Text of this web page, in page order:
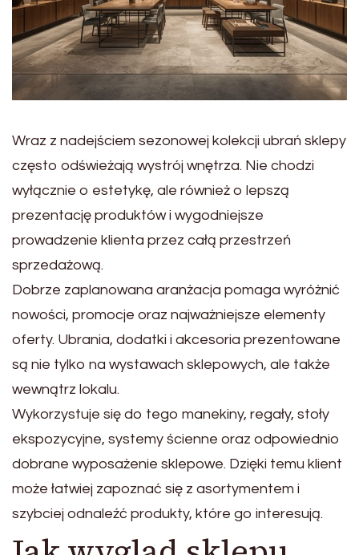
Wraz z nadejściem sezonowej kolekcji ubrań sklepy
często odświeżają wystrój wnętrza. Nie chodzi
wyłącznie o estetykę, ale również o lepszą
prezentację produktów i wygodniejsze
prowadzenie klienta przez całą przestrzeń
sprzedażową.
Dobrze zaplanowana aranżacja pomaga wyróżnić
nowości, promocje oraz najważniejsze elementy
oferty. Ubrania, dodatki i akcesoria prezentowane
są nie tylko na wystawach sklepowych, ale także
wewnątrz lokalu.
Wykorzystuje się do tego manekiny, regały, stoły
ekspozycyjne, systemy ścienne oraz odpowiednio
dobrane wyposażenie sklepowe. Dzięki temu klient
może łatwiej zapoznać się z asortymentem i
szybciej odnaleźć produkty, które go interesują.